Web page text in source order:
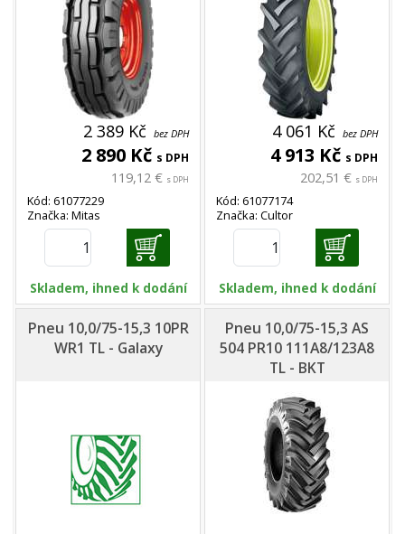
2 389 Kč bez DPH
2 890 Kč s DPH
119,12 € s DPH
Kód: 61077229
Značka: Mitas
Skladem, ihned k dodání
4 061 Kč bez DPH
4 913 Kč s DPH
202,51 € s DPH
Kód: 61077174
Značka: Cultor
Skladem, ihned k dodání
Pneu 10,0/75-15,3 10PR
WR1 TL - Galaxy
Pneu 10,0/75-15,3 AS
504 PR10 111A8/123A8
TL - BKT